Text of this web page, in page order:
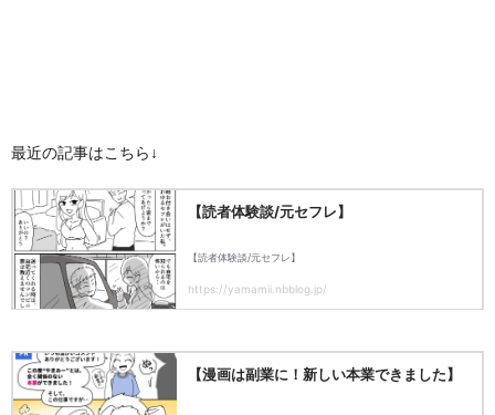
最近の記事はこちら↓